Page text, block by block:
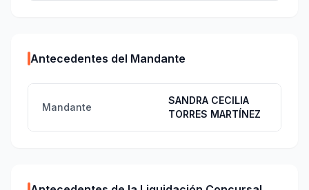
Antecedentes del Mandante
Mandante
SANDRA CECILIA
TORRES MARTÍNEZ